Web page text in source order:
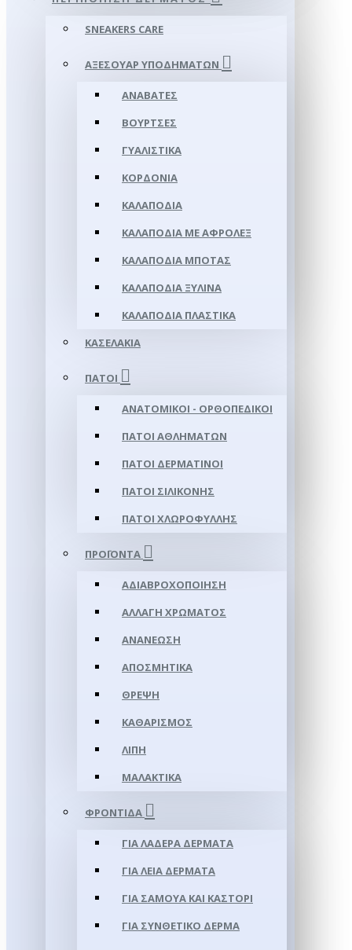
SNEAKERS CARE
ΑΞΕΣΟΥΑΡ ΥΠΟΔΗΜΆΤΩΝ
ΑΝΑΒΆΤΕΣ
ΒΟΎΡΤΣΕΣ
ΓΥΑΛΙΣΤΙΚΆ
ΚΟΡΔΌΝΙΑ
ΚΑΛΑΠΌΔΙΑ
ΚΑΛΑΠΌΔΙΑ ΜΕ ΑΦΡΟΛΕΞ
ΚΑΛΑΠΌΔΙΑ ΜΠΌΤΑΣ
ΚΑΛΑΠΌΔΙΑ ΞΎΛΙΝΑ
ΚΑΛΑΠΌΔΙΑ ΠΛΑΣΤΙΚΆ
ΚΑΣΕΛΆΚΙΑ
ΠΆΤΟΙ
ΑΝΑΤΟΜΙΚΟΊ - ΟΡΘΟΠΕΔΙΚΟΊ
ΠΆΤΟΙ ΑΘΛΗΜΆΤΩΝ
ΠΆΤΟΙ ΔΕΡΜΆΤΙΝΟΙ
ΠΆΤΟΙ ΣΙΛΙΚΌΝΗΣ
ΠΆΤΟΙ ΧΛΩΡΟΦΎΛΛΗΣ
ΠΡΟΪΌΝΤΑ
ΑΔΙΑΒΡΟΧΟΠΟΊΗΣΗ
ΑΛΛΑΓΉ ΧΡΏΜΑΤΟΣ
ΑΝΑΝΈΩΣΗ
ΑΠΟΣΜΗΤΙΚΆ
ΘΡΈΨΗ
ΚΑΘΑΡΙΣΜΌΣ
ΛΊΠΗ
ΜΑΛΑΚΤΙΚΆ
ΦΡΟΝΤΊΔΑ
ΓΙΑ ΛΑΔΕΡΆ ΔΈΡΜΑΤΑ
ΓΙΑ ΛΕΊΑ ΔΈΡΜΑΤΑ
ΓΙΑ ΣΑΜΟΥΑ ΚΑΙ ΚΑΣΤΌΡΙ
ΓΙΑ ΣΥΝΘΕΤΙΚΌ ΔΈΡΜΑ